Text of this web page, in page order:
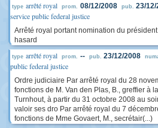
type arrêté royal prom. 08/12/2008 pub. 23/12/
service public federal justice
Arrêté royal portant nomination du
hasard
type arrêté royal prom. -- pub. 23/12/2008
public federal justice
Ordre judiciaire Par arrêté royal du 28
fonctions de M. Van den Plas, B., greffier à
Turnhout, à partir du 31 octobre 2008 au
valoir ses dro Par arrêté royal du 7
fonctions de Mme Govaert, M., secrétair(...)